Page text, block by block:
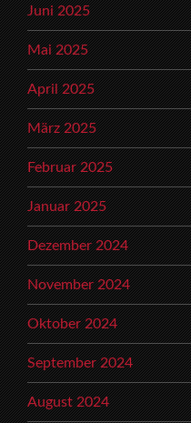
Juni 2025
Mai 2025
April 2025
März 2025
Februar 2025
Januar 2025
Dezember 2024
November 2024
Oktober 2024
September 2024
August 2024